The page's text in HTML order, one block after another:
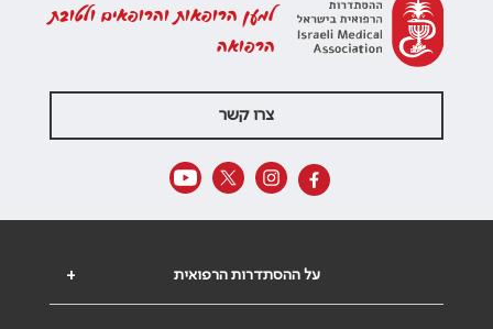
למען הרופאות והרופאים ולטובת
הרפואה
צרו קשר
+ על ההסתדרות הרפואית